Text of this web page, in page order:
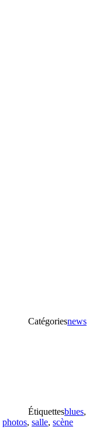
Catégoriesnews
Étiquettesblues,
photos, salle, scène